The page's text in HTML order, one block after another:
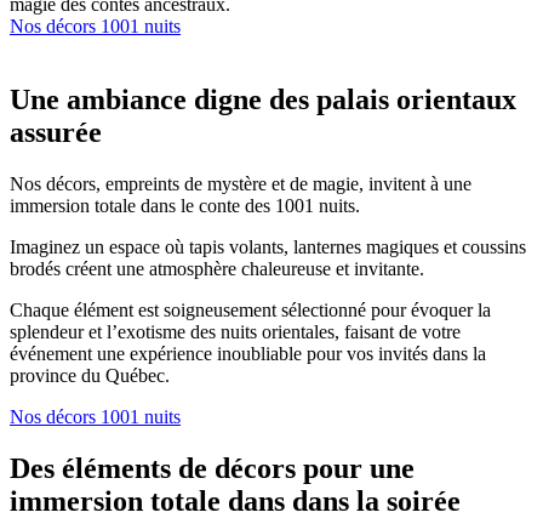
Nos décors 1001 nuits
Une ambiance digne des palais orientaux
assurée
Nos décors, empreints de mystère et de magie, invitent à une
immersion totale dans le conte des 1001 nuits.
Imaginez un espace où tapis volants, lanternes magiques et coussins
brodés créent une atmosphère chaleureuse et invitante.
Chaque élément est soigneusement sélectionné pour évoquer la
splendeur et l’exotisme des nuits orientales, faisant de votre
événement une expérience inoubliable pour vos invités dans la
province du Québec.
Nos décors 1001 nuits
Des éléments de décors pour une
immersion totale dans dans la soirée